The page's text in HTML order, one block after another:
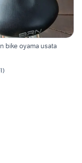
bike oyama usata
)